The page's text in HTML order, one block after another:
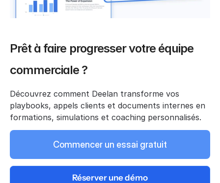
Prêt à faire progresser votre équipe
commerciale ?
Découvrez comment Deelan transforme vos
playbooks, appels clients et documents internes en
formations, simulations et coaching personnalisés.
Commencer un essai gratuit
Réserver une démo